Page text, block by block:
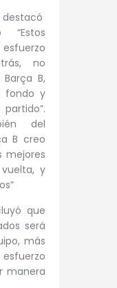
no
B,
fondo y
del
B creo
mejores
y
que
será
más
manera